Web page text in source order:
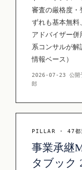
審査の厳格度・
ずれも基本無
アドバイザー
系コンサルが
情報ベース）
2026-07-23 公
郎
PILLAR · 47都
事業承継
タブック